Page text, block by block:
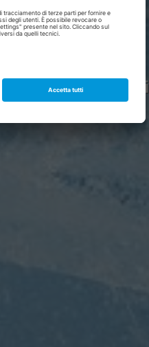
e professionisti